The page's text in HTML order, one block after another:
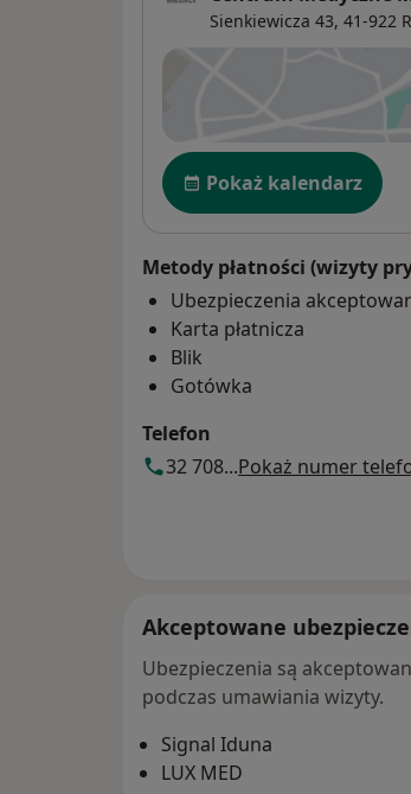
Sienkiewicza 43, 41-922
Dostępność
Pokaż kalendarz
Metody płatności (wizyty
Ubezpieczenia
Karta płatnicza
Blik
Gotówka
Telefon
32 708...Pokaż numer
Akceptowane
Ubezpieczenia są
podczas umawiania wizyty.
Signal Iduna
LUX MED